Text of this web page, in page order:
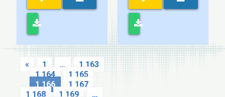
« 1 …
1 163
1 164
1 165
1 166
1 167
1 168
1 169
…